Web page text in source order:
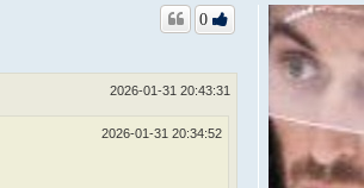
0
2026-01-31 20:43:31
2026-01-31 20:34:52